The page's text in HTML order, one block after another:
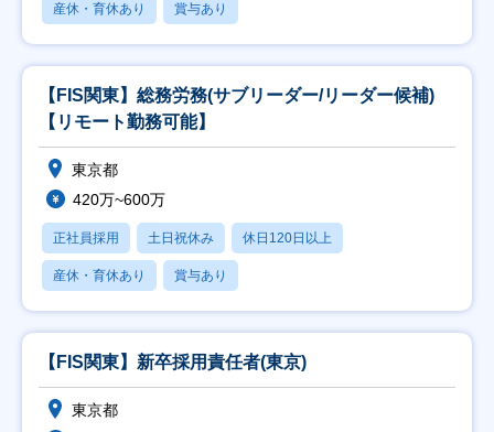
産休・育休あり 賞与あり
【FIS関東】総務労務(サブリーダー/リーダー候補)
【リモート勤務可能】
東京都
420万~600万
正社員採用 土日祝休み 休日120日以上
産休・育休あり 賞与あり
【FIS関東】新卒採用責任者(東京)
東京都